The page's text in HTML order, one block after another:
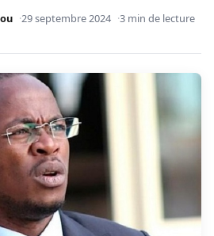
29 septembre 2024 3 min de lecture